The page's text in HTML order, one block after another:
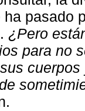
pasado
¿Pero
para no